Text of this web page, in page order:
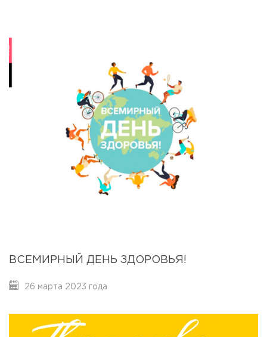
ВСЕМИРНЫЙ ДЕНЬ ЗДОРОВЬЯ!
26 марта 2023 года